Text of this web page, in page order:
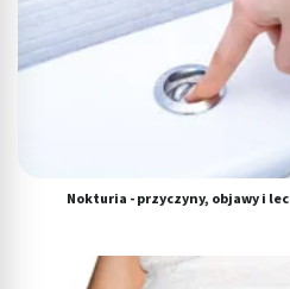
Nokturia - przyczyny, objawy i